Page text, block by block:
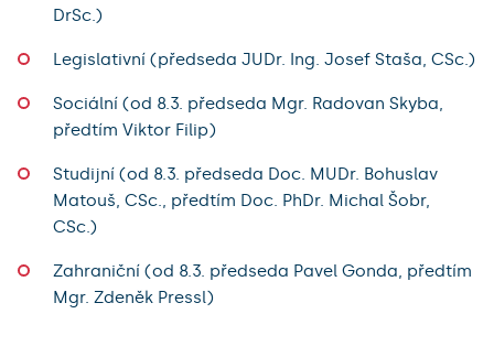
DrSc.)
Legislativní (předseda JUDr. Ing. Josef Staša, CSc.)
Sociální (od 8.3. předseda Mgr. Radovan Skyba,
předtím Viktor Filip)
Studijní (od 8.3. předseda Doc. MUDr. Bohuslav
Matouš, CSc., předtím Doc. PhDr. Michal Šobr,
CSc.)
Zahraniční (od 8.3. předseda Pavel Gonda, předtím
Mgr. Zdeněk Pressl)